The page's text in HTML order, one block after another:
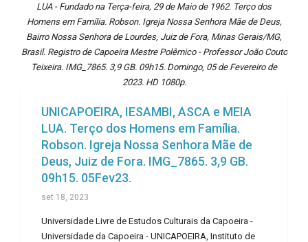
LUA - Fundado na Terça-feira, 29 de Maio de 1962. Terço dos
Homens em Família. Robson. Igreja Nossa Senhora Mãe de Deus,
Bairro Nossa Senhora de Lourdes, Juiz de Fora, Minas Gerais/MG,
Brasil. Registro de Capoeira Mestre Polêmico - Professor João Couto
Teixeira. IMG_7865. 3,9 GB. 09h15. Domingo, 05 de Fevereiro de
2023. HD 1080p.
UNICAPOEIRA, IESAMBI, ASCA e MEIA
LUA. Terço dos Homens em Família.
Robson. Igreja Nossa Senhora Mãe de
Deus, Juiz de Fora. IMG_7865. 3,9 GB.
09h15. 05Fev23.
set 18, 2023
Universidade Livre de Estudos Culturais da Capoeira -
Universidade da Capoeira - UNICAPOEIRA, Instituto de